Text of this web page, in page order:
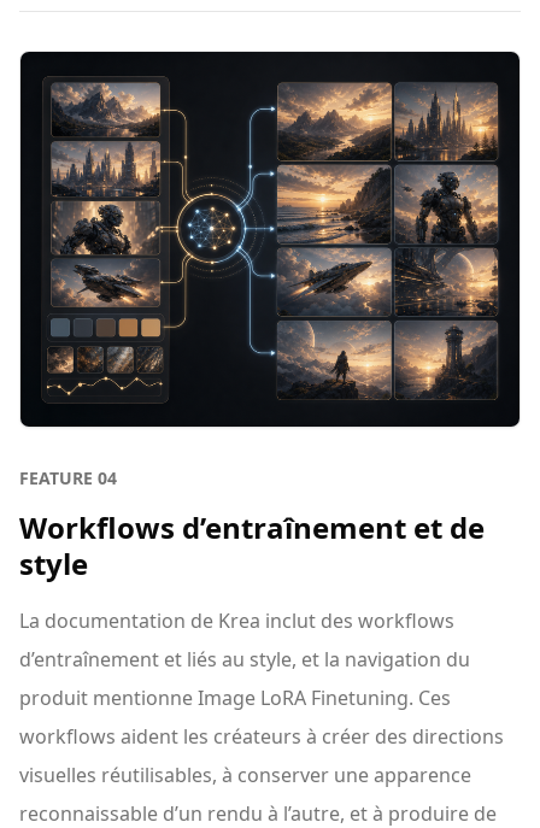
FEATURE 04
Workflows d’entraînement et de
style
La documentation de Krea inclut des workflows
d’entraînement et liés au style, et la navigation du
produit mentionne Image LoRA Finetuning. Ces
workflows aident les créateurs à créer des directions
visuelles réutilisables, à conserver une apparence
reconnaissable d’un rendu à l’autre, et à produire de